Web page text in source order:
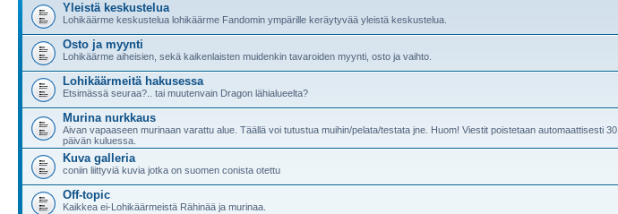
Yleistä keskustelua
Lohikäärme keskustelua lohikäärme Fandomin ympärille keräytyvää yleistä keskustelua.
Osto ja myynti
Lohikäärme aiheisien, sekä kaikenlaisten muidenkin tavaroiden myynti, osto ja vaihto.
Lohikäärmeitä hakusessa
Etsimässä seuraa?.. tai muutenvain Dragon lähialueelta?
Murina nurkkaus
Aivan vapaaseen murinaan varattu alue. Täällä voi tutustua muihin/pelata/testata jne. Huom! Viestit poistetaan automaattisesti 30
päivän kuluessa.
Kuva galleria
coniin liittyviä kuvia jotka on suomen conista otettu
Off-topic
Kaikkea ei-Lohikäärmeistä Rähinää ja murinaa.